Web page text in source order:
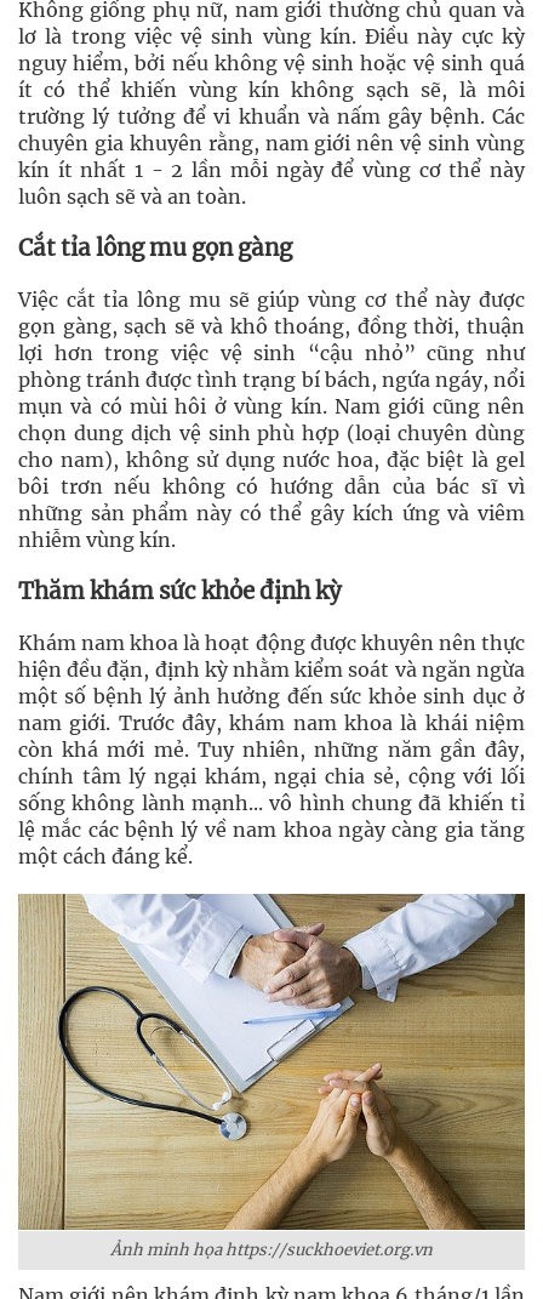
Không giống phụ nữ, nam giới thường chủ quan và
lơ là trong việc vệ sinh vùng kín. Điều này cực kỳ
nguy hiểm, bởi nếu không vệ sinh hoặc vệ sinh quá
ít có thể khiến vùng kín không sạch sẽ, là môi
trường lý tưởng để vi khuẩn và nấm gây bệnh. Các
chuyên gia khuyên rằng, nam giới nên vệ sinh vùng
kín ít nhất 1 - 2 lần mỗi ngày để vùng cơ thể này
luôn sạch sẽ và an toàn.
Cắt tỉa lông mu gọn gàng
Việc cắt tỉa lông mu sẽ giúp vùng cơ thể này được
gọn gàng, sạch sẽ và khô thoáng, đồng thời, thuận
lợi hơn trong việc vệ sinh “cậu nhỏ” cũng như
phòng tránh được tình trạng bí bách, ngứa ngáy, nổi
mụn và có mùi hôi ở vùng kín. Nam giới cũng nên
chọn dung dịch vệ sinh phù hợp (loại chuyên dùng
cho nam), không sử dụng nước hoa, đặc biệt là gel
bôi trơn nếu không có hướng dẫn của bác sĩ vì
những sản phẩm này có thể gây kích ứng và viêm
nhiễm vùng kín.
Thăm khám sức khỏe định kỳ
Khám nam khoa là hoạt động được khuyên nên thực
hiện đều đặn, định kỳ nhằm kiểm soát và ngăn ngừa
một số bệnh lý ảnh hưởng đến sức khỏe sinh dục ở
nam giới. Trước đây, khám nam khoa là khái niệm
còn khá mới mẻ. Tuy nhiên, những năm gần đây,
chính tâm lý ngại khám, ngại chia sẻ, cộng với lối
sống không lành mạnh... vô hình chung đã khiến tỉ
lệ mắc các bệnh lý về nam khoa ngày càng gia tăng
một cách đáng kể.
Ảnh minh họa https://suckhoeviet.org.vn